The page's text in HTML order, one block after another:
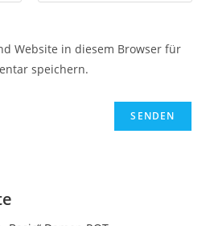
Website in diesem Browser für
speichern.